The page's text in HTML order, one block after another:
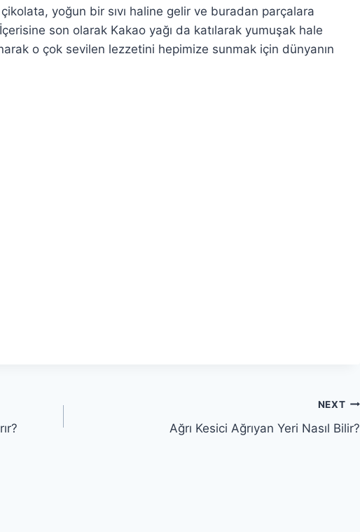
yoğun bir sıvı haline gelir ve buradan parçalara
son olarak Kakao yağı da katılarak yumuşak hale
o çok sevilen lezzetini hepimize sunmak için dünyanın
NEXT
Ağrı Kesici Ağrıyan Yeri Nasıl Bilir?